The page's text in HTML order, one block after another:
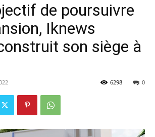
de poursuivre
Iknews
son siège à
0
6298